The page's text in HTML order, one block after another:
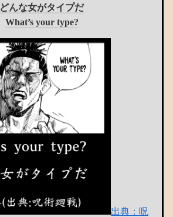
どんな女がタイプだ
What’s your type?
出典：呪